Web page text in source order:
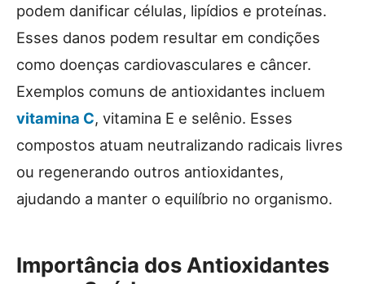
podem danificar células, lipídios e proteínas.
Esses danos podem resultar em condições
como doenças cardiovasculares e câncer.
Exemplos comuns de antioxidantes incluem
vitamina C, vitamina E e selênio. Esses
compostos atuam neutralizando radicais livres
ou regenerando outros antioxidantes,
ajudando a manter o equilíbrio no organismo.
Importância dos Antioxidantes